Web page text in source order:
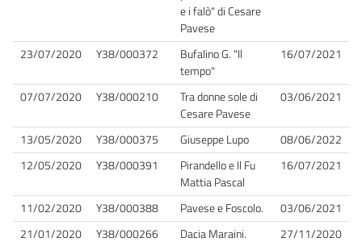
e i falò" di Cesare
Pavese
23/07/2020 Y38/000372
Bufalino G. "Il
tempo"
16/07/2021
07/07/2020 Y38/000210
Tra donne sole di
Cesare Pavese
03/06/2021
13/05/2020 Y38/000375 Giuseppe Lupo
08/06/2022
12/05/2020
Y38/000391
Pirandello e Il Fu
Mattia Pascal
16/07/2021
11/02/2020 Y38/000388 Pavese e Foscolo.
03/06/2021
21/01/2020
Y38/000266 Dacia Maraini.
27/11/2020